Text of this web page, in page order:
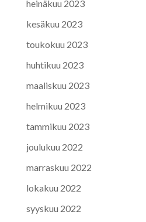
heinäkuu 2023
kesäkuu 2023
toukokuu 2023
huhtikuu 2023
maaliskuu 2023
helmikuu 2023
tammikuu 2023
joulukuu 2022
marraskuu 2022
lokakuu 2022
syyskuu 2022